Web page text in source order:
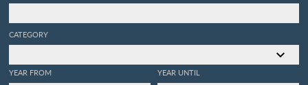
CATEGORY
YEAR FROM YEAR UNTIL